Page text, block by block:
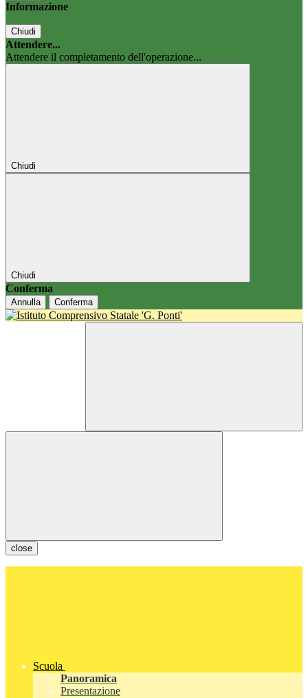
Informazione
Chiudi
Attendere...
Attendere il completamento dell'operazione...
Chiudi
Chiudi
Conferma
Annulla Conferma
close
Scuola
Panoramica
Presentazione